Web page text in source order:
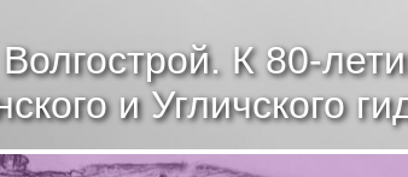
К 80-
и Угличского